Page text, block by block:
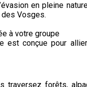
en pleine
Vosges.
à votre groupe
est conçue pour
traversez forêts,